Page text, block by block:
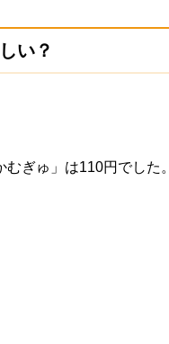
い？
ぎゅ」は110円でした。